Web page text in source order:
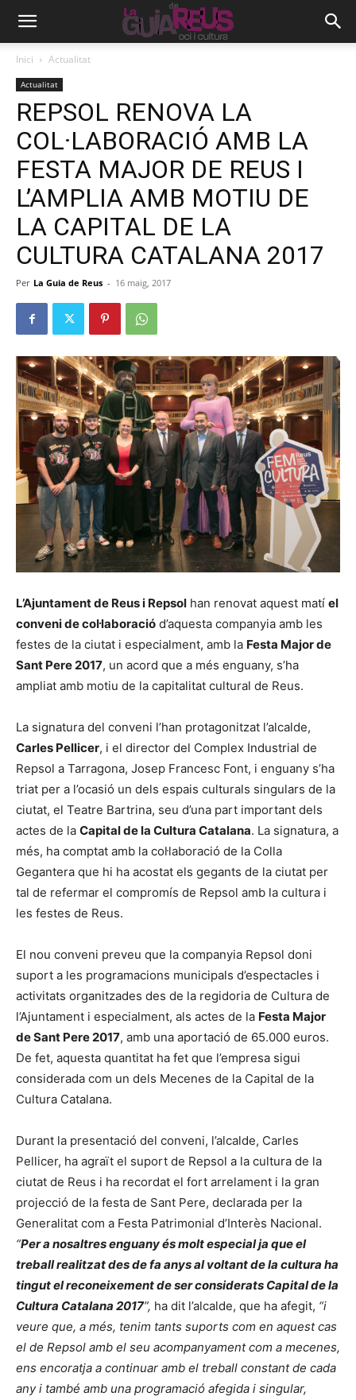
Inici Actualitat
Actualitat
REPSOL RENOVA LA
COL·LABORACIÓ AMB LA
FESTA MAJOR DE REUS I
L’AMPLIA AMB MOTIU DE
LA CAPITAL DE LA
CULTURA CATALANA 2017
Per La Guia de Reus - 16 maig, 2017
L’Ajuntament de Reus i Repsol han renovat aquest matí el
conveni de col·laboració d’aquesta companyia amb les
festes de la ciutat i especialment, amb la Festa Major de
Sant Pere 2017, un acord que a més enguany, s’ha
ampliat amb motiu de la capitalitat cultural de Reus.
La signatura del conveni l’han protagonitzat l’alcalde,
Carles Pellicer, i el director del Complex Industrial de
Repsol a Tarragona, Josep Francesc Font, i enguany s’ha
triat per a l’ocasió un dels espais culturals singulars de la
ciutat, el Teatre Bartrina, seu d’una part important dels
actes de la Capital de la Cultura Catalana. La signatura, a
més, ha comptat amb la col·laboració de la Colla
Gegantera que hi ha acostat els gegants de la ciutat per
tal de refermar el compromís de Repsol amb la cultura i
les festes de Reus.
El nou conveni preveu que la companyia Repsol doni
suport a les programacions municipals d’espectacles i
activitats organitzades des de la regidoria de Cultura de
l’Ajuntament i especialment, als actes de la Festa Major
de Sant Pere 2017, amb una aportació de 65.000 euros.
De fet, aquesta quantitat ha fet que l’empresa sigui
considerada com un dels Mecenes de la Capital de la
Cultura Catalana.
Durant la presentació del conveni, l’alcalde, Carles
Pellicer, ha agraït el suport de Repsol a la cultura de la
ciutat de Reus i ha recordat el fort arrelament i la gran
projecció de la festa de Sant Pere, declarada per la
Generalitat com a Festa Patrimonial d’Interès Nacional.
“Per a nosaltres enguany és molt especial ja que el
treball realitzat des de fa anys al voltant de la cultura ha
tingut el reconeixement de ser considerats Capital de la
Cultura Catalana 2017”, ha dit l’alcalde, que ha afegit, “i
veure que, a més, tenim tants suports com en aquest cas
el de Repsol amb el seu acompanyament com a mecenes,
ens encoratja a continuar amb el treball constant de cada
any i també amb una programació afegida i singular,